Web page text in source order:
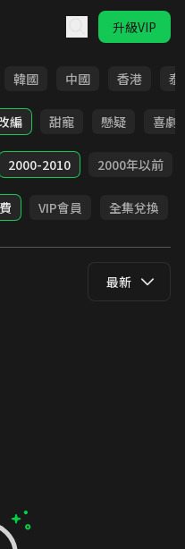
升級VIP
韓國 中國 香港 泰
編 甜寵 懸疑 喜劇
2000-2010 2000年以前
VIP會員 全集兌換
最新